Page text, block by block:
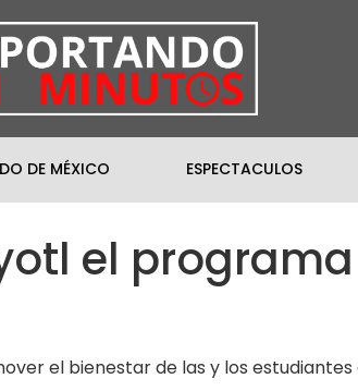
DE MÉXICO ESPECTACULOS
el
el bienestar de las y los estudiantes